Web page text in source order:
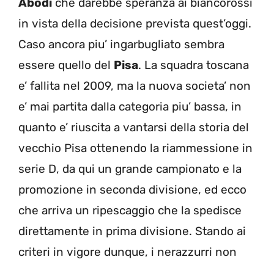
Abodi che darebbe speranza ai biancorossi
in vista della decisione prevista quest’oggi.
Caso ancora piu’ ingarbugliato sembra
essere quello del Pisa. La squadra toscana
e’ fallita nel 2009, ma la nuova societa’ non
e’ mai partita dalla categoria piu’ bassa, in
quanto e’ riuscita a vantarsi della storia del
vecchio Pisa ottenendo la riammessione in
serie D, da qui un grande campionato e la
promozione in seconda divisione, ed ecco
che arriva un ripescaggio che la spedisce
direttamente in prima divisione. Stando ai
criteri in vigore dunque, i nerazzurri non